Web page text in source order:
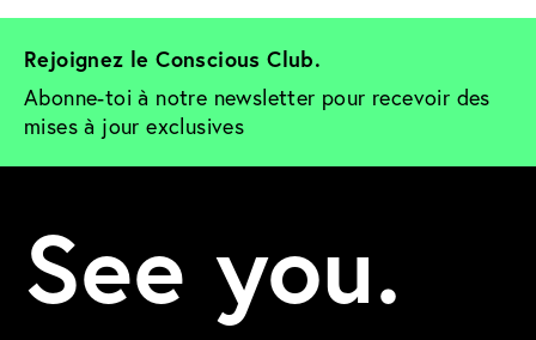
Rejoignez le Conscious Club.
Abonne-toi à notre newsletter pour recevoir des
mises à jour exclusives
See you.